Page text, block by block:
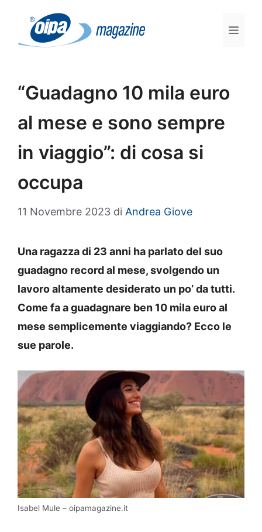
contenuto
“Guadagno 10 mila euro
al mese e sono sempre
in viaggio”: di cosa si
occupa
11 Novembre 2023 di Andrea Giove
Una ragazza di 23 anni ha parlato del suo
guadagno record al mese, svolgendo un
lavoro altamente desiderato un po’ da tutti.
Come fa a guadagnare ben 10 mila euro al
mese semplicemente viaggiando? Ecco le
sue parole.
Isabel Mule – oipamagazine.it